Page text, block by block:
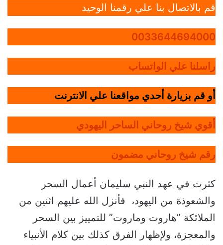
قم بالاتصال بنا علي رقمنا الوحيد
0033644694000
راسلنا علي الواتساب
أو قم بزيارة أحدي مواقعنا علي الانترنت
أقوي شيخ روحاني الساحر اليهودي
رقم شيخ روحاني مضمون
كثرت في عهد النبي سليمان أعمال السحر
والشعوذة من اليهود، فأنزل الله عليهم اثنين من
الملائكة ”هاروت وماروت” للتمييز بين السحر
والمعجزة، ولإظهار الفرق كذلك بين كلام الأنبياء